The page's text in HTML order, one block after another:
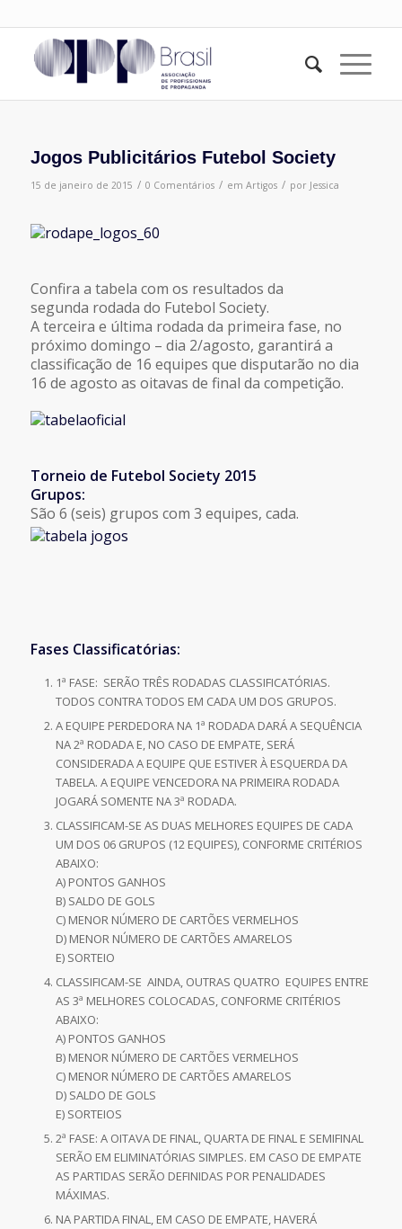
Jogos Publicitários Futebol Society
15 de janeiro de 2015 / 0 Comentários / em Artigos / por Jessica
Confira a tabela com os resultados da
segunda rodada do Futebol Society.
A terceira e última rodada da primeira fase, no
próximo domingo – dia 2/agosto, garantirá a
classificação de 16 equipes que disputarão no dia
16 de agosto as oitavas de final da competição.
Torneio de Futebol Society 2015
Grupos:
São 6 (seis) grupos com 3 equipes, cada.
Fases Classificatórias:
1ª FASE: SERÃO TRÊS RODADAS CLASSIFICATÓRIAS.
TODOS CONTRA TODOS EM CADA UM DOS GRUPOS.
A EQUIPE PERDEDORA NA 1ª RODADA DARÁ A SEQUÊNCIA
NA 2ª RODADA E, NO CASO DE EMPATE, SERÁ
CONSIDERADA A EQUIPE QUE ESTIVER À ESQUERDA DA
TABELA. A EQUIPE VENCEDORA NA PRIMEIRA RODADA
JOGARÁ SOMENTE NA 3ª RODADA.
CLASSIFICAM-SE AS DUAS MELHORES EQUIPES DE CADA
UM DOS 06 GRUPOS (12 EQUIPES), CONFORME CRITÉRIOS
ABAIXO:
A) PONTOS GANHOS
B) SALDO DE GOLS
C) MENOR NÚMERO DE CARTÕES VERMELHOS
D) MENOR NÚMERO DE CARTÕES AMARELOS
E) SORTEIO
CLASSIFICAM-SE AINDA, OUTRAS QUATRO EQUIPES ENTRE
AS 3ª MELHORES COLOCADAS, CONFORME CRITÉRIOS
ABAIXO:
A) PONTOS GANHOS
B) MENOR NÚMERO DE CARTÕES VERMELHOS
C) MENOR NÚMERO DE CARTÕES AMARELOS
D) SALDO DE GOLS
E) SORTEIOS
2ª FASE: A OITAVA DE FINAL, QUARTA DE FINAL E SEMIFINAL
SERÃO EM ELIMINATÓRIAS SIMPLES. EM CASO DE EMPATE
AS PARTIDAS SERÃO DEFINIDAS POR PENALIDADES
MÁXIMAS.
NA PARTIDA FINAL, EM CASO DE EMPATE, HAVERÁ